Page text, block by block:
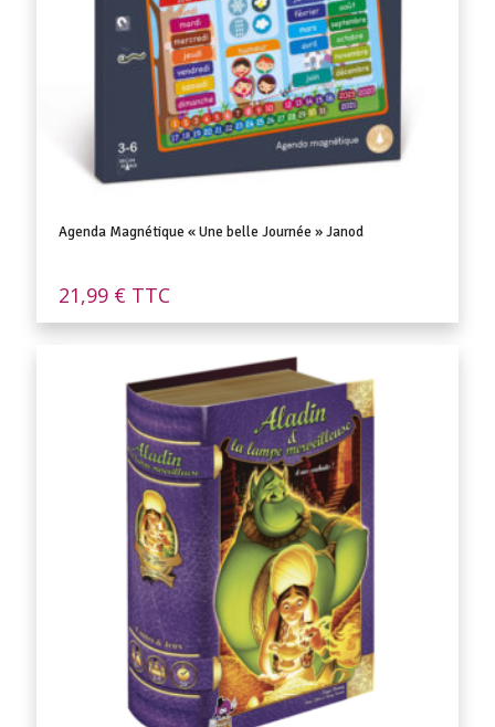
Agenda Magnétique « Une belle Journée » Janod
21,99 € TTC